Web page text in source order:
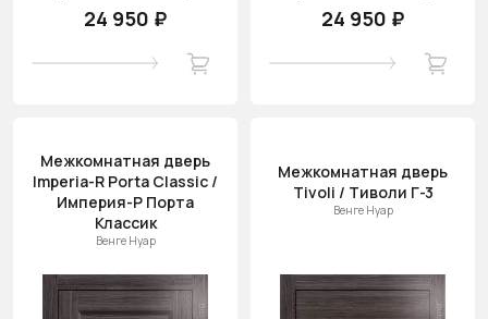
24 950 ₽ 24 950 ₽
Межкомнатная дверь
Imperia-R Porta Classic /
Империя-Р Порта
Классик
Венге Нуар
Межкомнатная дверь
Tivoli / Тиволи Г-3
Венге Нуар